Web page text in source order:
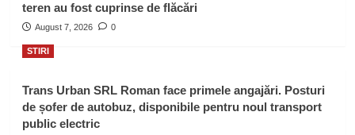
teren au fost cuprinse de flăcări
August 7, 2026 0
STIRI
Trans Urban SRL Roman face primele angajări. Posturi
de șofer de autobuz, disponibile pentru noul transport
public electric